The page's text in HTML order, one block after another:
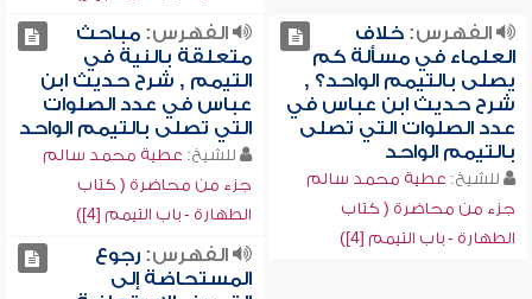
الفهرس:خلاف
العلماء في مسألة كم
يصلى بالتيمم الواحد؟ ,
شرح حديث ابن عباس في
عدد الصلوات التي تصلى
بالتيمم الواحد
للشيخ: عطية محمد سالم
جزء من محاضرة ( كتاب
الطهارة - باب التيمم [4])
الفهرس:مباحث
متعلقة بالنية في
التيمم , شرح حديث ابن
عباس في عدد الصلوات
التي تصلى بالتيمم الواحد
للشيخ: عطية محمد سالم
جزء من محاضرة ( كتاب
الطهارة - باب التيمم [4])
الفهرس:رجوع
المستحاضة إلى